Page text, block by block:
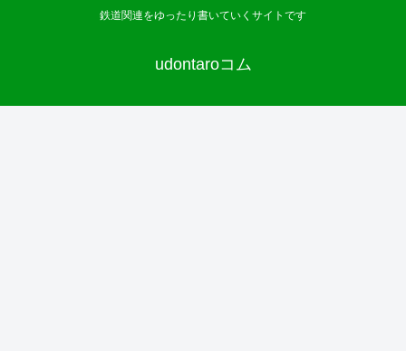
鉄道関連をゆったり書いていくサイトです
udontaroコム